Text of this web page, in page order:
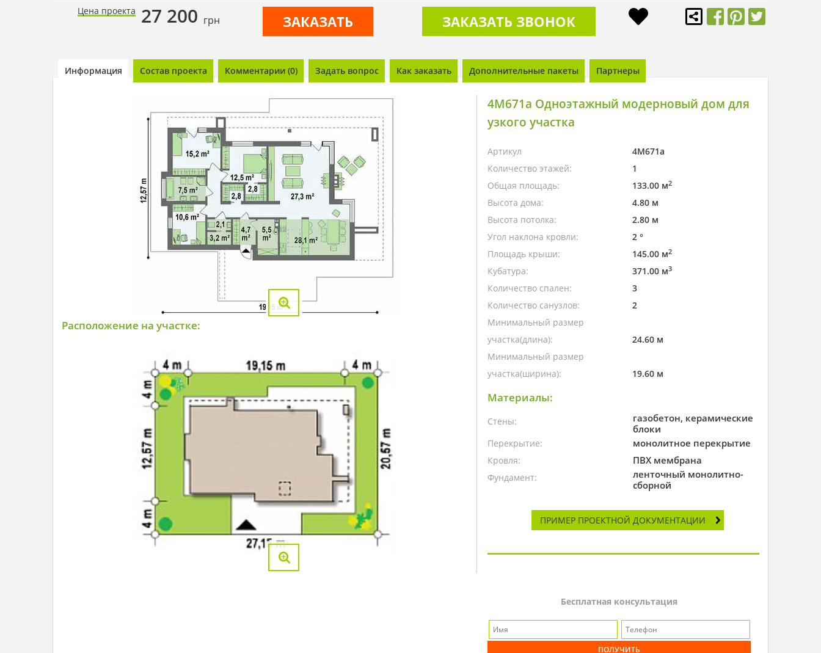
Цена проекта 27 200 грн ЗАКАЗАТЬ ЗАКАЗАТЬ ЗВОНОК
Информация Состав проекта Комментарии (0) Задать вопрос Как заказать Дополнительные пакеты Партнеры
Расположение на участке:
4M671a Одноэтажный модерновый дом для
узкого участка
Артикул
4M671a
Количество этажей:
1
Общая площадь:
133.00 м2
Высота дома:
4.80 м
Высота потолка:
2.80 м
Угол наклона кровли:
2 °
Площадь крыши:
145.00 м2
Кубатура: 371.00 м3
Количество спален:
3
Количество санузлов:
2
Минимальный размер
участка(длина):
24.60 м
Минимальный размер
участка(ширина):
19.60 м
Материалы:
Стены:
газобетон, керамические
блоки
Перекрытие: монолитное перекрытие
Кровля: ПВХ мембрана
Фундамент:
ленточный монолитно-
сборной
ПРИМЕР ПРОЕКТНОЙ ДОКУМЕНТАЦИИ
Бесплатная консультация